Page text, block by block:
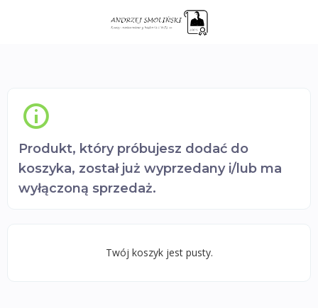
Produkt, który próbujesz dodać do
koszyka, został już wyprzedany i/lub ma
wyłączoną sprzedaż.
Twój koszyk jest pusty.